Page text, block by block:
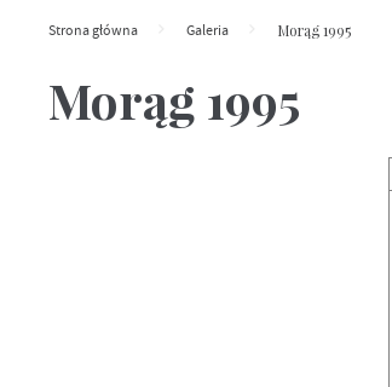
Strona główna Galeria Morąg 1995
Morąg 1995